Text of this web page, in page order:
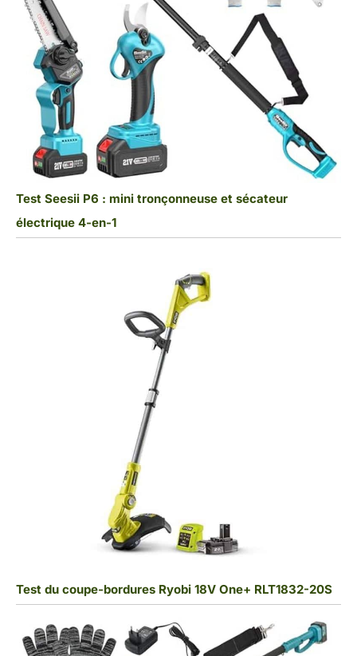
Test Seesii P6 : mini tronçonneuse et sécateur
électrique 4-en-1
Test du coupe-bordures Ryobi 18V One+ RLT1832-20S